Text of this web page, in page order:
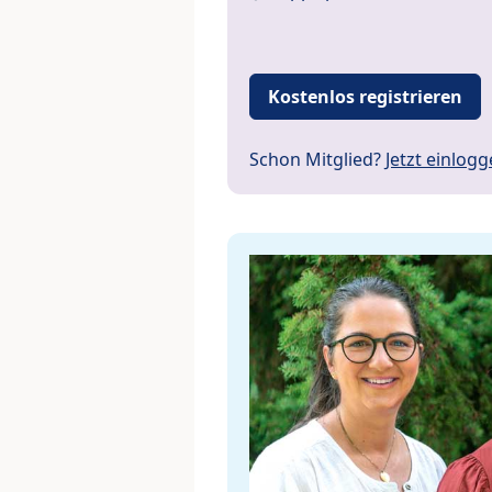
Kostenlos registrieren
Schon Mitglied? Jetzt